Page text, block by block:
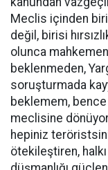
Meclis içinden biri
değil, birisi
olunca
beklenmeden,
soruşturmada
beklemem,
meclisine
hepiniz
ötekileştiren,